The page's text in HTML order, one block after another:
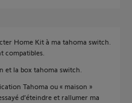
Home Kit à ma tahoma switch.
compatibles.
et la box tahoma switch.
Tahoma ou « maison »
d’éteindre et rallumer ma